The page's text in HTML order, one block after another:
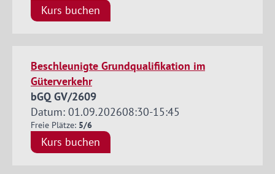
Kurs buchen
Beschleunigte Grundqualifikation im
Güterverkehr
bGQ GV/2609
Datum: 01.09.202608:30-15:45
Freie Plätze: 5/6
Kurs buchen